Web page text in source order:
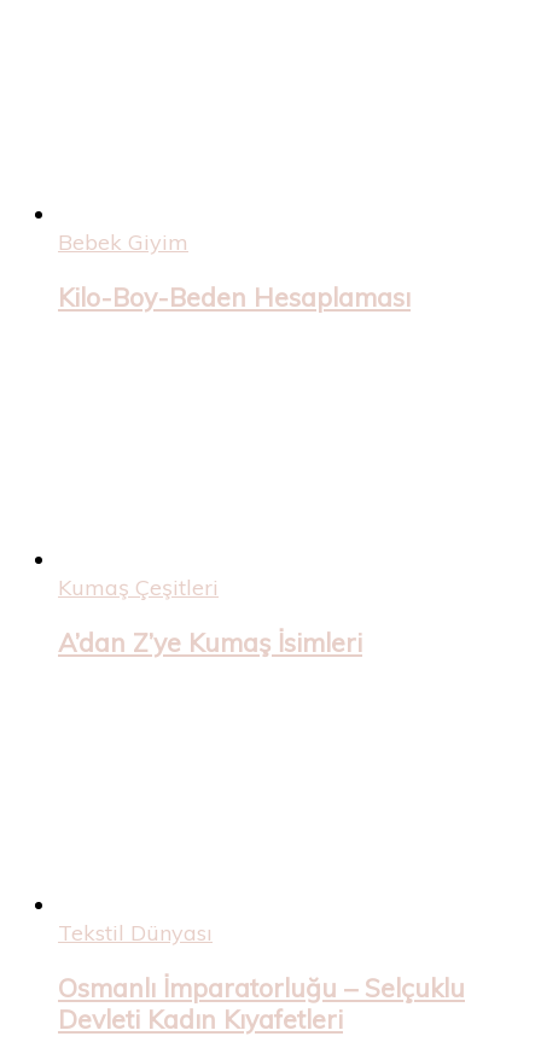
Bebek Giyim
Kilo-Boy-Beden Hesaplaması
Kumaş Çeşitleri
A’dan Z’ye Kumaş İsimleri
Tekstil Dünyası
Osmanlı İmparatorluğu – Selçuklu
Devleti Kadın Kıyafetleri